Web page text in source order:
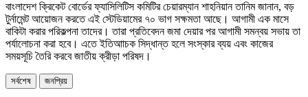
বাংলাদেশ ক্রিকেট বোর্ডের ফ্যাসিলিটিস কমিটির চেয়ারম্যান শাহনিয়ান তানিম জানান, বড়
টুর্নামেন্ট আয়োজন করতে এই স্টেডিয়ামের ৭০ ভাগ সক্ষমতা আছে। আগামী এক মাসে
বাকিটা করার পরিকল্পনা তাদের। তারা প্রতিবেদন জমা দেয়ার পর আগামী সমন্বয় সভায় তা
পর্যালোচনা করা হবে। এতে ইতিআাচক সিদ্ধান্ত হলে সংস্কার ব্যয় এবং কাজের
সময়সূচি তৈরি করবে জাতীয় ক্রীড়া পরিষদ।
সর্বশেষ জনপ্রিয়